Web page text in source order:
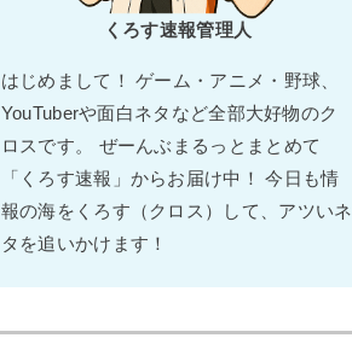
くろす速報管理人
はじめまして！ ゲーム・アニメ・野球、
YouTuberや面白ネタなど全部大好物のク
ロスです。 ぜーんぶまるっとまとめて
「くろす速報」からお届け中！ 今日も情
報の海をくろす（クロス）して、アツいネ
タを追いかけます！